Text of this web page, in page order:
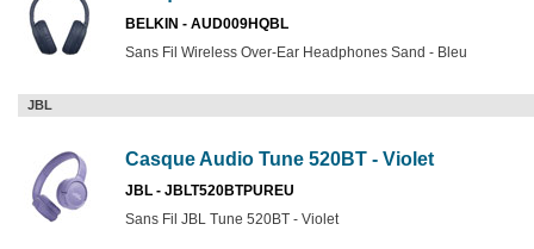
BELKIN - AUD009HQBL
Sans Fil Wireless Over-Ear Headphones Sand - Bleu
JBL
Casque Audio Tune 520BT - Violet
JBL - JBLT520BTPUREU
Sans Fil JBL Tune 520BT - Violet